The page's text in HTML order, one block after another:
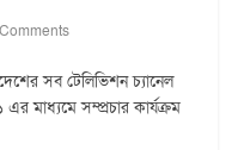
সব টেলিভিশন চ্যানেল
মাধ্যমে সম্প্রচার কার্যক্রম